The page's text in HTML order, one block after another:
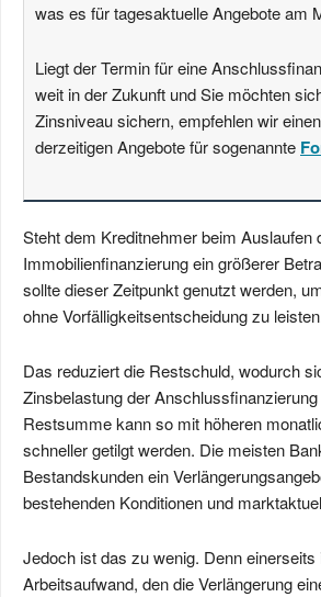
was es für tagesaktuelle Angebote am
Liegt der Termin für eine
weit in der Zukunft und Sie möchten
Zinsniveau sichern, empfehlen wir
derzeitigen Angebote für sogenannte
Steht dem Kreditnehmer beim Auslaufen
Immobilienfinanzierung ein größerer
sollte dieser Zeitpunkt genutzt werden,
ohne Vorfälligkeitsentscheidung zu
Das reduziert die Restschuld, wodurch
Zinsbelastung der
Restsumme kann so mit höheren
schneller getilgt werden. Die meisten
Bestandskunden ein
bestehenden Konditionen und
Jedoch ist das zu wenig. Denn einerseits
Arbeitsaufwand, den die Verlängerung